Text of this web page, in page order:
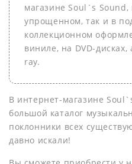
магазине Soul`s
упрощенном, так и в
коллекционном
виниле, на DVD-
ray.
В интернет-магазине
большой каталог
поклонники всех
давно искали!